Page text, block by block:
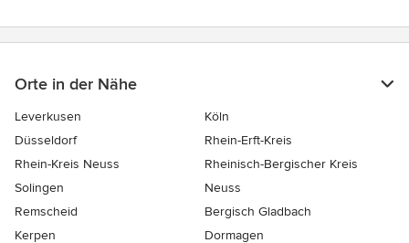
Orte in der Nähe
Leverkusen
Köln
Düsseldorf
Rhein-Erft-Kreis
Rhein-Kreis Neuss
Rheinisch-Bergischer Kreis
Solingen
Neuss
Remscheid
Bergisch Gladbach
Kerpen
Dormagen